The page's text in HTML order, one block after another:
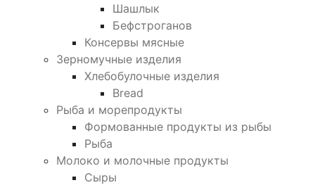
Шашлык
Бефстроганов
Консервы мясные
Зерномучные изделия
Хлебобулочные изделия
Bread
Рыба и морепродукты
Формованные продукты из рыбы
Рыба
Молоко и молочные продукты
Сыры